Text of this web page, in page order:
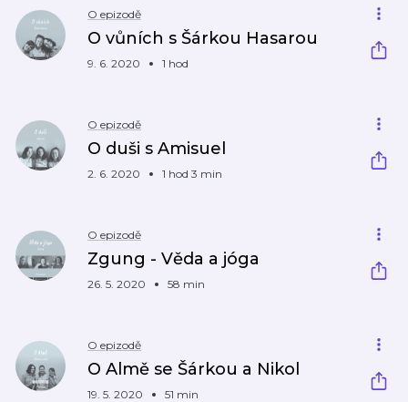
O epizodě
O vůních s Šárkou Hasarou
9. 6. 2020 1 hod
O epizodě
O duši s Amisuel
2. 6. 2020 1 hod 3 min
O epizodě
Zgung - Věda a jóga
26. 5. 2020 58 min
O epizodě
O Almě se Šárkou a Nikol
19. 5. 2020 51 min